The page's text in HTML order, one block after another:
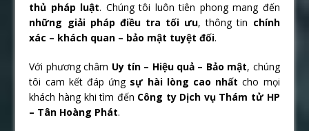
thủ pháp luật. Chúng tôi luôn tiên phong mang đến
những giải pháp điều tra tối ưu, thông tin chính
xác – khách quan – bảo mật tuyệt đối.
Với phương châm Uy tín – Hiệu quả – Bảo mật, chúng
tôi cam kết đáp ứng sự hài lòng cao nhất cho mọi
khách hàng khi tìm đến Công ty Dịch vụ Thám tử HP
– Tân Hoàng Phát.